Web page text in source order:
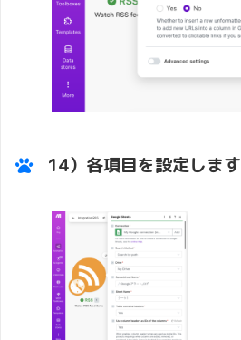
14）各項目を設定します